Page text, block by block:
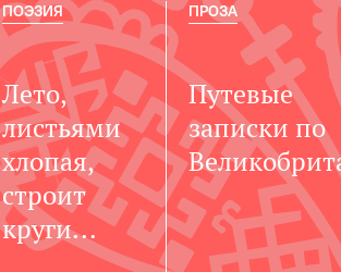
Лето,
листьями
хлопая,
строит
круги...
ПОЭЗИЯ
Путевые
записки по
ПРОЗА